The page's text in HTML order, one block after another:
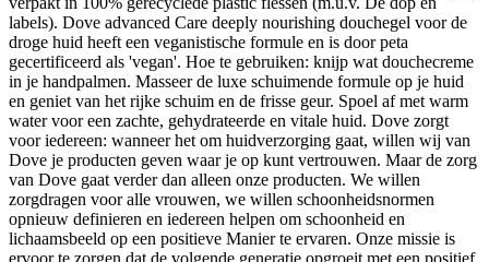
labels). Dove advanced Care deeply nourishing douchegel voor de
droge huid heeft een veganistische formule en is door peta
gecertificeerd als 'vegan'. Hoe te gebruiken: knijp wat douchecreme
in je handpalmen. Masseer de luxe schuimende formule op je huid
en geniet van het rijke schuim en de frisse geur. Spoel af met warm
water voor een zachte, gehydrateerde en vitale huid. Dove zorgt
voor iedereen: wanneer het om huidverzorging gaat, willen wij van
Dove je producten geven waar je op kunt vertrouwen. Maar de zorg
van Dove gaat verder dan alleen onze producten. We willen
zorgdragen voor alle vrouwen, we willen schoonheidsnormen
opnieuw definieren en iedereen helpen om schoonheid en
lichaamsbeeld op een positieve Manier te ervaren. Onze missie is
ervoor te zorgen dat de volgende generatie opgroeit met een positief